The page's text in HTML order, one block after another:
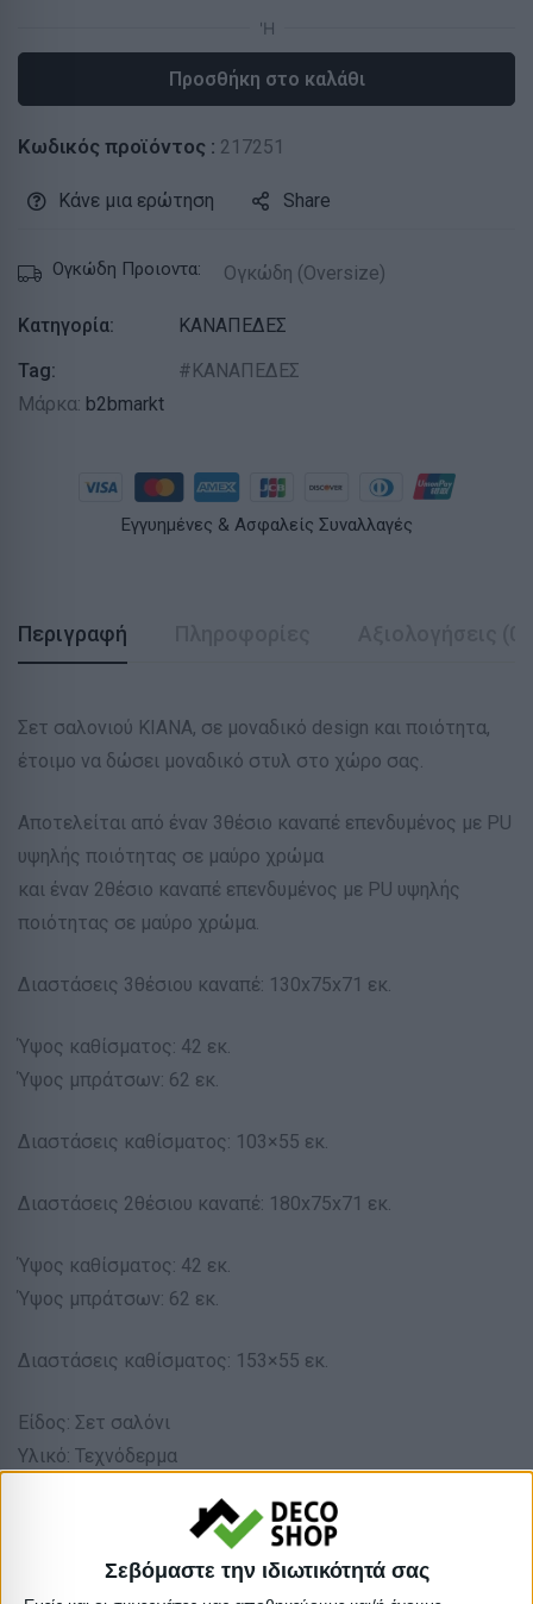
Σεβόμαστε την ιδιωτικότητά σας
Προσθήκη στο καλάθι
Κωδικός προϊόντος : 217251
Κάνε μια ερώτηση Share
Ογκώδη Προιοντα: Ογκώδη (Oversize)
Κατηγορία:
ΚΑΝΑΠΕΔΕΣ
Tag:
ΚΑΝΑΠΕΔΕΣ
Μάρκα: b2bmarkt
Εγγυημένες & Ασφαλείς Συναλλαγές
Περιγραφή
Σετ σαλονιού KIANA, σε μοναδικό design και ποιότητα,
έτοιμο να δώσει μοναδικό στυλ στο χώρο σας.
Αποτελείται από έναν 3θέσιο καναπέ επενδυμένος με PU
υψηλής ποιότητας σε μαύρο χρώμα
και έναν 2θέσιο καναπέ επενδυμένος με PU υψηλής
ποιότητας σε μαύρο χρώμα.
Διαστάσεις 3θέσιου καναπέ: 130x75x71 εκ.
Ύψος καθίσματος: 42 εκ.
Ύψος μπράτσων: 62 εκ.
Διαστάσεις καθίσματος: 103×55 εκ.
Διαστάσεις 2θέσιου καναπέ: 180x75x71 εκ.
Ύψος καθίσματος: 42 εκ.
Ύψος μπράτσων: 62 εκ.
Διαστάσεις καθίσματος: 153×55 εκ.
Είδος: Σετ σαλόνι
Υλικό: Τεχνόδερμα
Χαρακτηριστικά: Με μπράτσα
Όγκος: 1.33 m³